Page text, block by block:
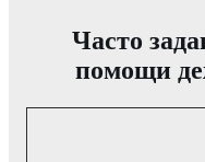
Часто
помощи